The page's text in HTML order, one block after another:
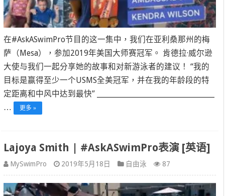
在#AskASwimPro节目的这一集中，我们在亚利桑那州的梅
萨（Mesa），参加2019年美国大师赛冠军。 肯德拉·威尔逊
大使与我们一起分享她的故事和对新游泳者的建议！ “我的
目​​标是赢得至少一个USMS全美冠军，并在我的年龄段的特
定距离和中风中达到最快” _______________________________________
…
更多 »
Lajoya Smith | #AskASwimPro表演 [英语]
MySwimPro 2019年5月18日 自由泳 87